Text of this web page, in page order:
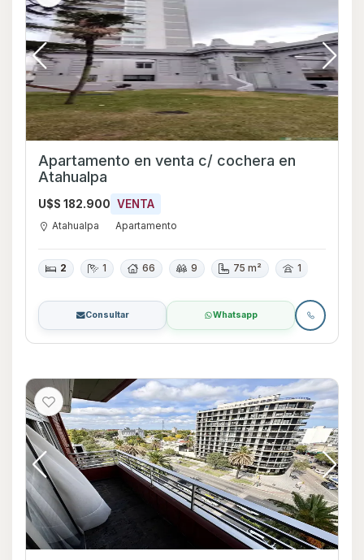
Apartamento en venta c/ cochera en
Atahualpa
U$S 182.900 VENTA
Atahualpa Apartamento
2 1 66 9 75 m² 1
Consultar Whatsapp